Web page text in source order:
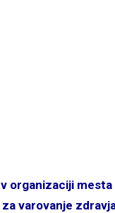
organizaciji
varovanje